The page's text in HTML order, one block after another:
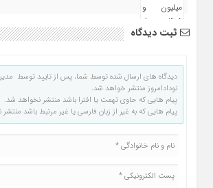
ثبت دیدگاه
دیدگاه های ارسال شده توسط شما، پس از تایید توسط
نودادامروز منتشر خواهد شد.
پیام هایی که حاوی تهمت یا افترا باشد منتشر نخواهد شد.
پیام هایی که به غیر از زبان فارسی یا غیر مرتبط باشد